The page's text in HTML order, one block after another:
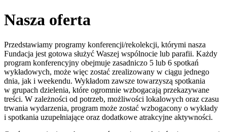
Nasza oferta
Przedstawiamy programy konferencji/rekolekcji, którymi nasza
Fundacja jest gotowa służyć Waszej wspólnocie lub parafii. Każdy
program konferencyjny obejmuje zasadniczo 5 lub 6 spotkań
wykładowych, może więc zostać zrealizowany w ciągu jednego
dnia, jak i weekendu. Wykładom zawsze towarzyszą spotkania
w grupach dzielenia, które ogromnie wzbogacają przekazywane
treści. W zależności od potrzeb, możliwości lokalowych oraz czasu
trwania wydarzenia, program może zostać wzbogacony o wykłady
i spotkania uzupełniające oraz dodatkowe atrakcyjne aktywności.